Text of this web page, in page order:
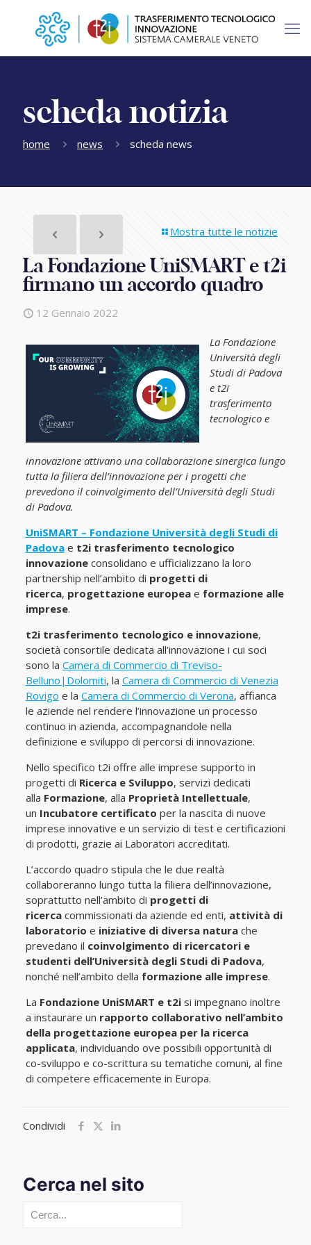
scheda notizia
home news scheda news
Mostra tutte le notizie
La Fondazione UniSMART e t2i
firmano un accordo quadro
12 Gennaio 2022
La Fondazione
Università degli
Studi di Padova
e t2i
trasferimento
tecnologico e
innovazioneattivano una collaborazione sinergica lungo
tutta la filiera dell’innovazione per i progetti che
prevedono il coinvolgimento dell’Università degli Studi
di Padova.
UniSMART – Fondazione Università degli Studi di
Padovae t2i trasferimento tecnologico
innovazioneconsolidano e ufficializzano la loro
partnership nell’ambito di progetti di
ricerca, progettazione europeae formazione alle
imprese.
t2i trasferimento tecnologico e innovazione,
società consortile dedicata all’innovazione i cui soci
sono la Camera di Commercio di Treviso-
Belluno|Dolomiti, la Camera di Commercio di Venezia
Rovigo e la Camera di Commercio di Verona, affianca
le aziende nel rendere l’innovazione un processo
continuo in azienda, accompagnandole nella
definizione e sviluppo di percorsi di innovazione.
Nello specifico t2i offre alle imprese supporto in
progetti di Ricerca e Sviluppo, servizi dedicati
alla Formazione, alla Proprietà Intellettuale,
un Incubatore certificato per la nascita di nuove
imprese innovative e un servizio di test e certificazioni
di prodotti, grazie ai Laboratori accreditati.
L’accordo quadro stipula che le due realtà
collaboreranno lungo tutta la filiera dell’innovazione,
soprattutto nell’ambito di progetti di
ricercacommissionati da aziende ed enti, attività di
laboratorio e iniziative di diversa naturache
prevedano il coinvolgimento di ricercatori e
studenti dell’Università degli Studi di Padova,
nonché nell’ambito della formazione alle imprese.
La Fondazione UniSMART e t2i si impegnano inoltre
a instaurare un rapporto collaborativo nell’ambito
della progettazione europea per la ricerca
applicata, individuando ove possibili opportunità di
co-sviluppo e co-scrittura su tematiche comuni, al fine
di competere efficacemente in Europa.
Condividi
Cerca nel sito
Cerca